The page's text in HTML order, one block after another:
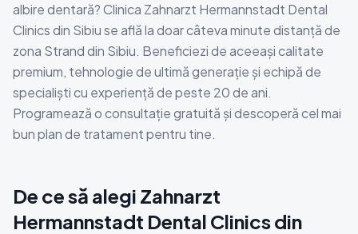
albire dentară? Clinica Zahnarzt Hermannstadt Dental
Clinics din Sibiu se află la doar câteva minute distanță de
zona Strand din Sibiu. Beneficiezi de aceeași calitate
premium, tehnologie de ultimă generație și echipă de
specialiști cu experiență de peste 20 de ani.
Programează o consultație gratuită și descoperă cel mai
bun plan de tratament pentru tine.
De ce să alegi Zahnarzt
Hermannstadt Dental Clinics din